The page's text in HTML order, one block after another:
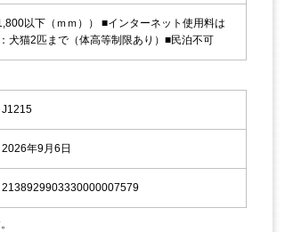
以下（ｍｍ）） ■インターネット使用料は
犬猫2匹まで（体高等制限あり）■民泊不可
J1215
2026年9月6日
2138929903330000007579